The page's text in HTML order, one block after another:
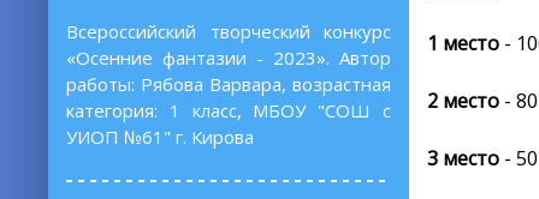
Всероссийский творческий конкурс
«Осенние фантазии - 2023». Автор
работы: Рябова Варвара, возрастная
категория: 1 класс, МБОУ "СОШ с
УИОП №61" г. Кирова
1 место -
2 место -
3 место -